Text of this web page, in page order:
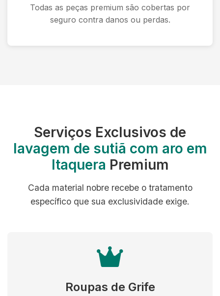
Todas as peças premium são cobertas por
seguro contra danos ou perdas.
Serviços Exclusivos de
lavagem de sutiã com aro em
Itaquera Premium
Cada material nobre recebe o tratamento
específico que sua exclusividade exige.
Roupas de Grife